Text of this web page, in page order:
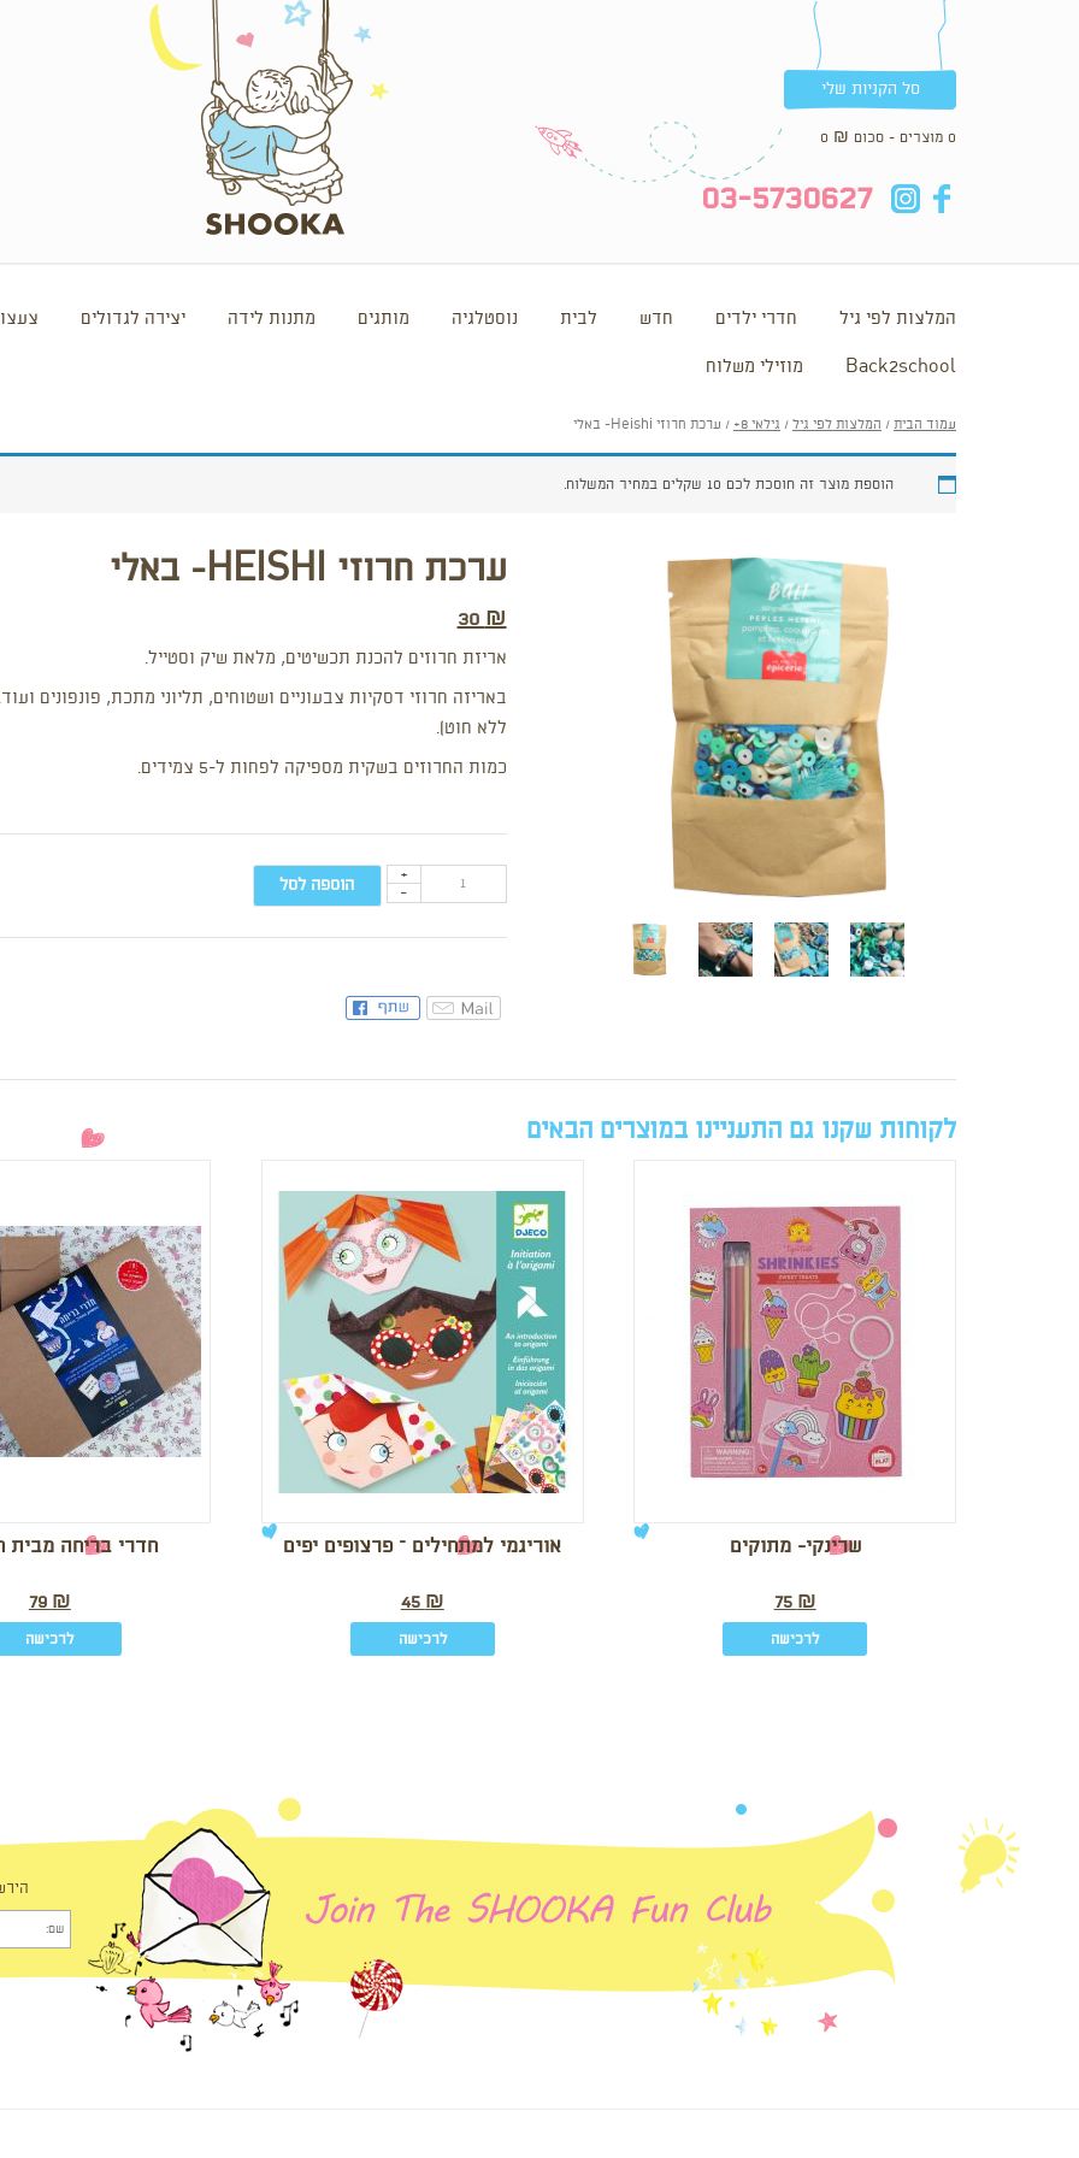
סל הקניות שלי
0 מוצרים - סכום 0 ₪
fb
in
03-5730627
המלצות לפי גיל חדרי ילדים חדש לבית נוסטלגיה מותגים מתנות לידה יצירה לגדולים
Back2school מוזילי משלוח
עמוד הבית / המלצות לפי גיל / גילאי 8+ / ערכת חרוזי Heishi- באלי
הוספת מוצר זה חוסכת לכם 10 שקלים במחיר המשלוח.
ערכת חרוזי HEISHI- באלי
30 ₪
אריזת חרוזים להכנת תכשיטים, מלאת שיק וסטייל.
באריזה חרוזי דסקיות צבעוניים ושטוחים, תליוני מתכת, פונפונים
ללא חוט).
כמות החרוזים בשקית מספיקה לפחות ל-5 צמידים.
-
+ הוספה לסל
לקוחות שקנו גם התעניינו במוצרים הבאים
שרינקי- מתוקים
75 ₪
לרכישה
אוריגמי למתחילים – פרצופים יפים
45 ₪
לרכישה
חדרי בריחה מבית
79 ₪
לרכישה